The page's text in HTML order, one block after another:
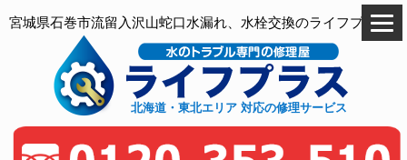
宮城県石巻市流留入沢山蛇口水漏れ、水栓交換のライフプラス
北海道・東北エリア 対応の修理サービス